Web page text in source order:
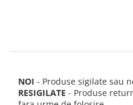
NOI - Produse sigilate sau
RESIGILATE - Produse